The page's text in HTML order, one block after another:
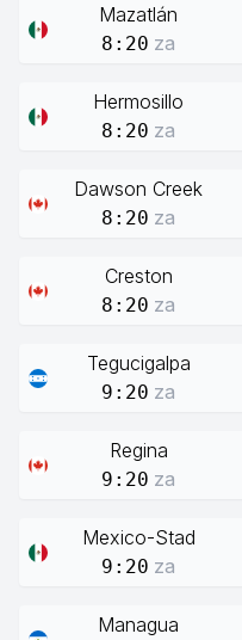
Mazatlán
8:20 za
Hermosillo
8:20 za
Dawson Creek
8:20 za
Creston
8:20 za
Tegucigalpa
9:20 za
Regina
9:20 za
Mexico-Stad
9:20 za
Managua